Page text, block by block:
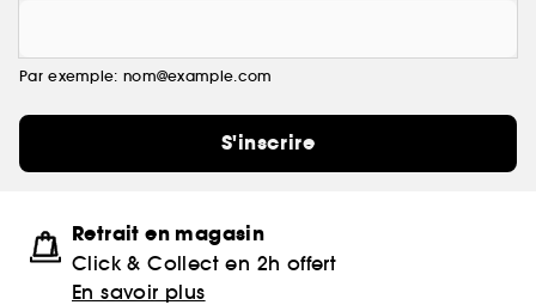
Par exemple: nom@example.com
S'inscrire
Retrait en magasin
Click & Collect en 2h offert
En savoir plus